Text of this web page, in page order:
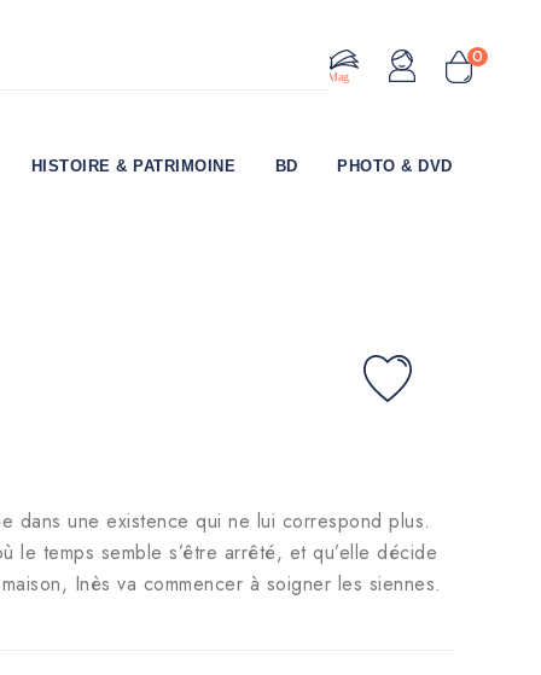
0
Le Mag
HISTOIRE & PATRIMOINE BD PHOTO & DVD
dans une existence qui ne lui correspond plus.
le temps semble s’être arrêté, et qu’elle décide
Inès va commencer à soigner les siennes.